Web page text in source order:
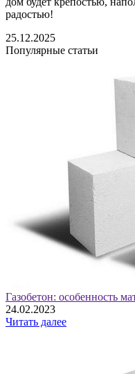
радостью!
25.12.2025
Популярные статьи
Газобетон: особенность
24.02.2023
Читать далее